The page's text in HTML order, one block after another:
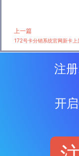
Prev
上一篇
注
开